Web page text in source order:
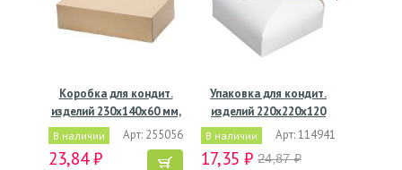
Коробка для кондит.
изделий 230х140х60 мм,
В наличии Арт: 255056
23,84 ₽
Упаковка для кондит.
изделий 220х220х120
мм,…
В наличии Арт: 114941
17,35 ₽ 24,87 ₽